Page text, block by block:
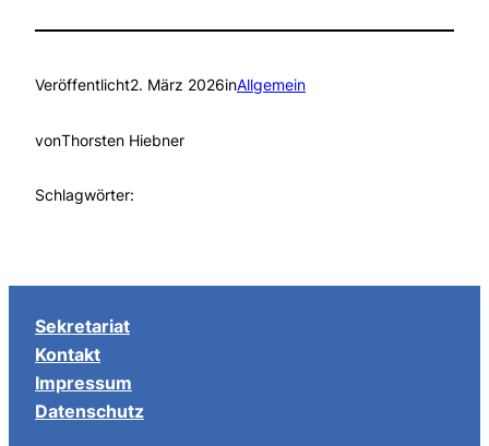
Veröffentlicht2. März 2026inAllgemein
vonThorsten Hiebner
Schlagwörter:
Sekretariat
Kontakt
Impressum
Datenschutz